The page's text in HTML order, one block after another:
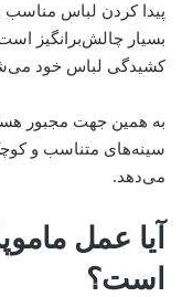
پیدا کردن لباس مناسب
بسیار چالش‌برانگیز
کشیدگی لباس خود
به همین جهت مجبور
سینه‌های متناسب و
می‌دهد.
آیا عمل
است؟